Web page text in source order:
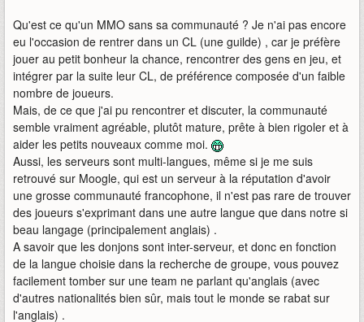
Qu'est ce qu'un MMO sans sa communauté ? Je n'ai pas encore
eu l'occasion de rentrer dans un CL (une guilde) , car je préfère
jouer au petit bonheur la chance, rencontrer des gens en jeu, et
intégrer par la suite leur CL, de préférence composée d'un faible
nombre de joueurs.
Mais, de ce que j'ai pu rencontrer et discuter, la communauté
semble vraiment agréable, plutôt mature, prête à bien rigoler et à
aider les petits nouveaux comme moi.
Aussi, les serveurs sont multi-langues, même si je me suis
retrouvé sur Moogle, qui est un serveur à la réputation d'avoir
une grosse communauté francophone, il n'est pas rare de trouver
des joueurs s'exprimant dans une autre langue que dans notre si
beau langage (principalement anglais) .
A savoir que les donjons sont inter-serveur, et donc en fonction
de la langue choisie dans la recherche de groupe, vous pouvez
facilement tomber sur une team ne parlant qu'anglais (avec
d'autres nationalités bien sûr, mais tout le monde se rabat sur
l'anglais) .